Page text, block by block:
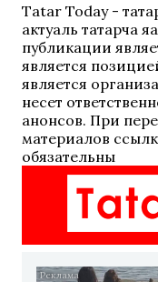
Tatar Today -
актуаль татарча
публикации
является
является
несет
анонсов. При
материалов
обязательны